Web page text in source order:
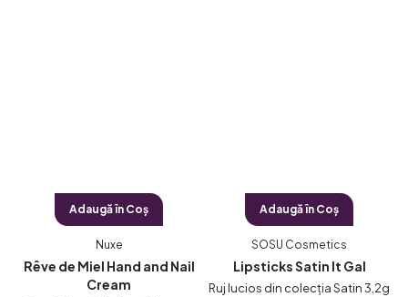
Rêve de Miel Hand and Nail
Cream
Nuxe
Adaugă în Coş
Lipsticks Satin It Gal
SOSU Cosmetics
Adaugă în Coş
Ruj lucios din colecția Satin 3,2g